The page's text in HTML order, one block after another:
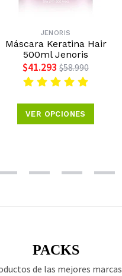
JENORIS
Máscara Keratina Hair
500ml Jenoris
$41.293 $58.990
VER OPCIONES
PACKS
de las mejores